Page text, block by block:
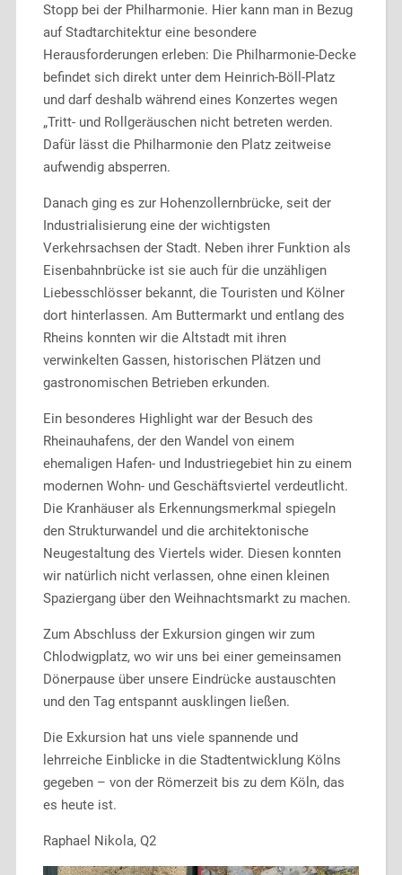
Stopp bei der Philharmonie. Hier kann man in Bezug
auf Stadtarchitektur eine besondere
Herausforderungen erleben: Die Philharmonie-Decke
befindet sich direkt unter dem Heinrich-Böll-Platz
und darf deshalb während eines Konzertes wegen
„Tritt- und Rollgeräuschen nicht betreten werden.
Dafür lässt die Philharmonie den Platz zeitweise
aufwendig absperren.
Danach ging es zur Hohenzollernbrücke, seit der
Industrialisierung eine der wichtigsten
Verkehrsachsen der Stadt. Neben ihrer Funktion als
Eisenbahnbrücke ist sie auch für die unzähligen
Liebesschlösser bekannt, die Touristen und Kölner
dort hinterlassen. Am Buttermarkt und entlang des
Rheins konnten wir die Altstadt mit ihren
verwinkelten Gassen, historischen Plätzen und
gastronomischen Betrieben erkunden.
Ein besonderes Highlight war der Besuch des
Rheinauhafens, der den Wandel von einem
ehemaligen Hafen- und Industriegebiet hin zu einem
modernen Wohn- und Geschäftsviertel verdeutlicht.
Die Kranhäuser als Erkennungsmerkmal spiegeln
den Strukturwandel und die architektonische
Neugestaltung des Viertels wider. Diesen konnten
wir natürlich nicht verlassen, ohne einen kleinen
Spaziergang über den Weihnachtsmarkt zu machen.
Zum Abschluss der Exkursion gingen wir zum
Chlodwigplatz, wo wir uns bei einer gemeinsamen
Dönerpause über unsere Eindrücke austauschten
und den Tag entspannt ausklingen ließen.
Die Exkursion hat uns viele spannende und
lehrreiche Einblicke in die Stadtentwicklung Kölns
gegeben – von der Römerzeit bis zu dem Köln, das
es heute ist.
Raphael Nikola, Q2